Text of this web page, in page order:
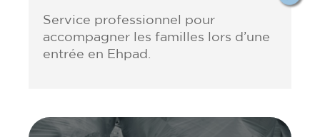
Service professionnel pour
accompagner les familles lors d’une
entrée en Ehpad.